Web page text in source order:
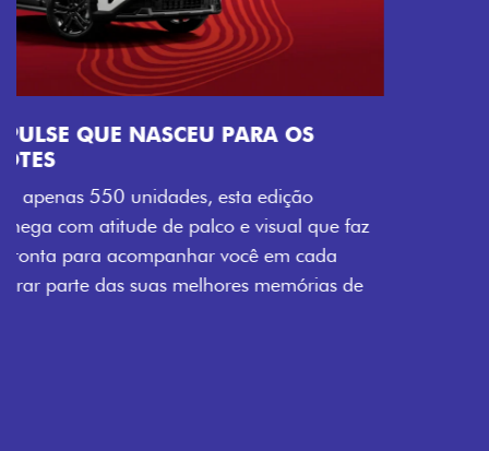
VISUAL COM ENERGIA LOLLABR
Se liga no que compõe a identidade exclusiva do
festival: série numerada, adesivo lateral LollaBR e a
soleira temática que reforçam a exclusividade,
enquanto os detalhes escurecidos, o teto bicolor e as
rodas de liga-leve aro 16” em preto brilhante
Previous
Next
Próximo